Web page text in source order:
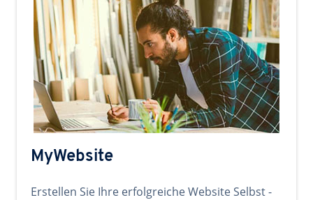
MyWebsite
Erstellen Sie Ihre erfolgreiche Website Selbst -